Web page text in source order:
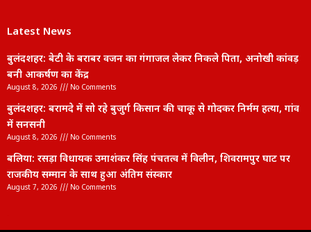
Latest News
बुलंदशहर: बेटी के बराबर वजन का गंगाजल लेकर निकले पिता, अनोखी कांवड़
बनी आकर्षण का केंद्र
August 8, 2026 No Comments
बुलंदशहर: बरामदे में सो रहे बुजुर्ग किसान की चाकू से गोदकर निर्मम हत्या, गांव
में सनसनी
August 8, 2026 No Comments
बलिया: रसड़ा विधायक उमाशंकर सिंह पंचतत्व में विलीन, शिवरामपुर घाट पर
राजकीय सम्मान के साथ हुआ अंतिम संस्कार
August 7, 2026 No Comments